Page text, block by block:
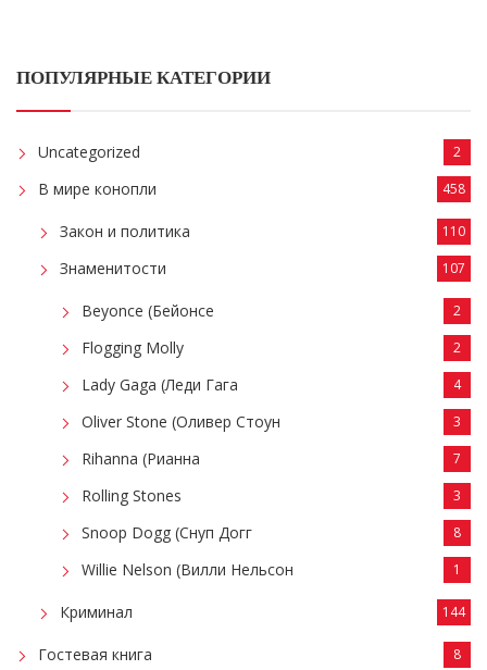
ПОПУЛЯРНЫЕ КАТЕГОРИИ
Uncategorized 2
В мире конопли 458
Закон и политика 110
Знаменитости 107
Beyonce (Бейонсе 2
Flogging Molly 2
Lady Gaga (Леди Гага 4
Oliver Stone (Оливер Стоун 3
Rihanna (Рианна 7
Rolling Stones 3
Snoop Dogg (Снуп Догг 8
Willie Nelson (Вилли Нельсон 1
Криминал 144
Гостевая книга 8